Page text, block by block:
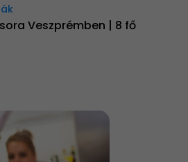
Veszprémben | 8 fő